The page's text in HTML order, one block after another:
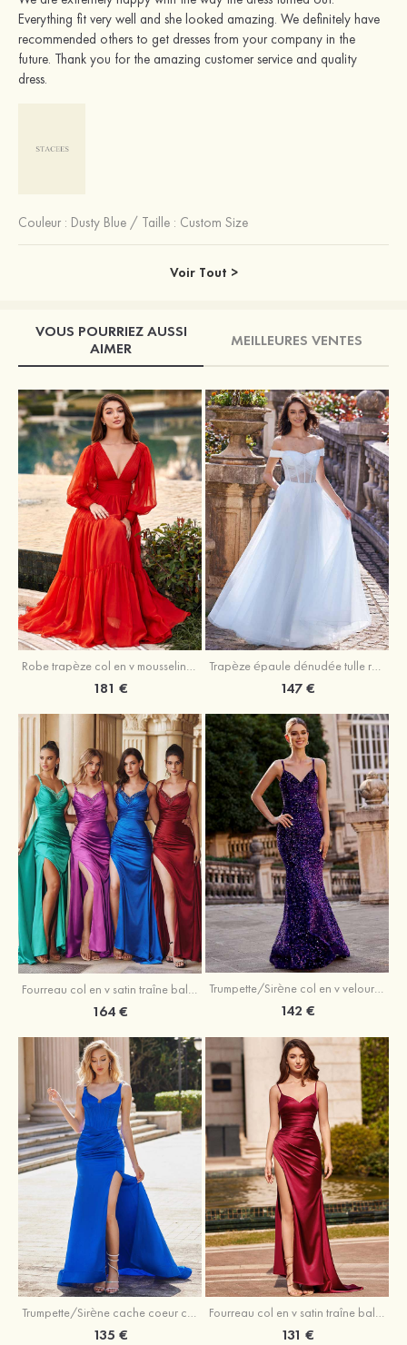
Everything fit very well and she looked amazing. We definitely have
recommended others to get dresses from your company in the
future. Thank you for the amazing customer service and quality
dress.
Couleur : Dusty Blue / Taille : Custom Size
Voir Tout >
VOUS POURRIEZ AUSSI
AIMER
MEILLEURES VENTES
181 € 147 €
Fourreau col en v satin traîne balayage robe de bal
164 €
Trumpette/Sirène col en v velours paillettes traîne balayage robe de bal
142 €
Trumpette/Sirène cache coeur charmeuse traîne balayage robe de bal
135 €
Fourreau col en v satin traîne balayage robe de bal
131 €